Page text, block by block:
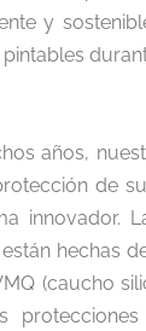
y
pintables
años,
de
innovador.
hechas
(caucho